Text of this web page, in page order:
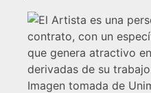
Imagen tomada de